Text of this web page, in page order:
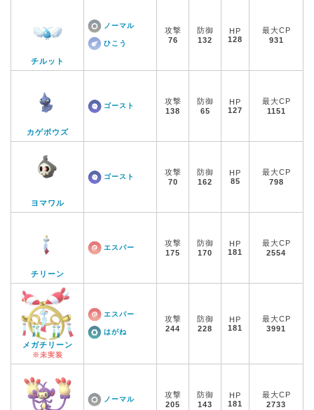
チルット
ノーマル
ひこう
攻撃
76
防御
132
HP
128
最大CP
931
カゲボウズ
ゴースト
攻撃
138
防御
65
HP
127
最大CP
1151
ヨマワル
ゴースト
攻撃
70
防御
162
HP
85
最大CP
798
チリーン
エスパー
攻撃
175
防御
170
HP
181
最大CP
2554
メガチリーン
※未実装
エスパー
はがね
攻撃
244
防御
228
HP
181
最大CP
3991
ノーマル
攻撃
205
防御
143
HP
181
最大CP
2733